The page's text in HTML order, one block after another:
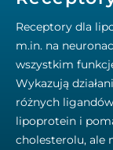
Receptory dla
m.in. na
wszystkim
Wykazują
różnych
lipoprotein i
cholesterolu, ale